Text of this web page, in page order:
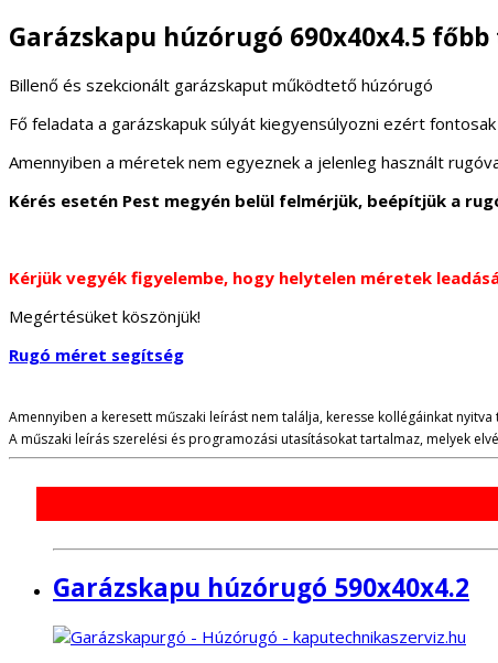
Garázskapu húzórugó 690x40x4.5
Billenő és szekcionált garázskaput működtető húzórugó
Fő feladata a garázskapuk súlyát kiegyensúlyozni ezért
Amennyiben a méretek nem egyeznek a jelenleg használt
Kérés esetén Pest megyén belül felmérjük, beépítjük a
Kérjük vegyék figyelembe, hogy helytelen méretek
Megértésüket köszönjük!
Rugó méret segítség
Amennyiben a keresett műszaki leírást nem találja, keresse kollégáinkat
A műszaki leírás szerelési és programozási utasításokat tartalmaz, melyek
Garázskapu húzórugó 590x40x4.2